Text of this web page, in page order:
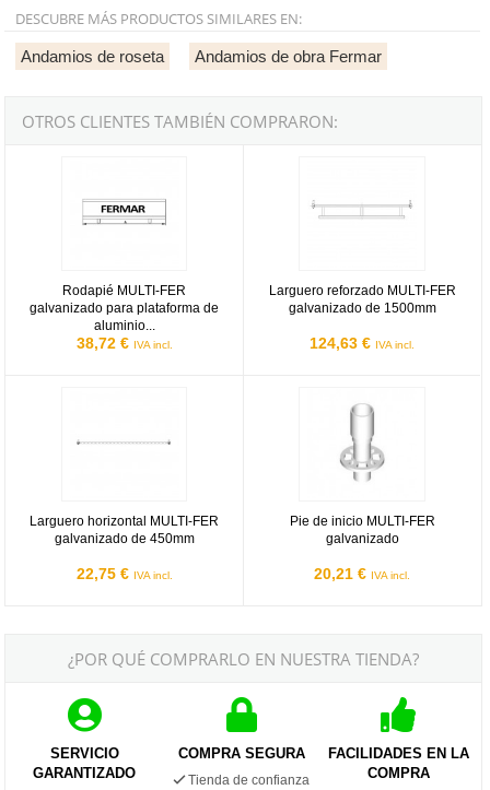
DESCUBRE MÁS PRODUCTOS SIMILARES EN:
Andamios de roseta Andamios de obra Fermar
OTROS CLIENTES TAMBIÉN COMPRARON:
Rodapié MULTI-FER
galvanizado para plataforma de
aluminio...
38,72 € IVA incl.
Larguero reforzado MULTI-FER
galvanizado de 1500mm
124,63 € IVA incl.
Larguero horizontal MULTI-FER
galvanizado de 450mm
22,75 € IVA incl.
Pie de inicio MULTI-FER
galvanizado
20,21 € IVA incl.
¿POR QUÉ COMPRARLO EN NUESTRA TIENDA?
SERVICIO
GARANTIZADO
COMPRA SEGURA
Tienda de confianza
FACILIDADES EN LA
COMPRA